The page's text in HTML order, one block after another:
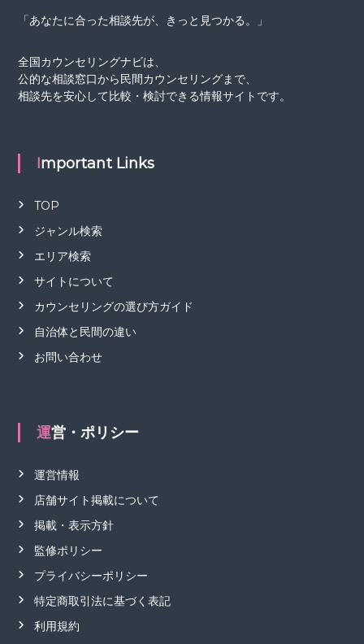
「あなたに合った相談先が、きっと見つかる。」
全国カウンセリングナビは、
公的な相談窓口から民間カウンセリングまで、
相談先を安心して比較・検討できる情報サイトです。
Important Links
TOP
ジャンル検索
エリア検索
サイトについて
カウンセリングの選び方ガイド
自治体と民間の違い
お問い合わせ
運営・ポリシー
運営情報
店舗サイト掲載について
掲載・表示方針
監修ポリシー
プライバシーポリシー
特定商取引法に基づく表記
利用規約